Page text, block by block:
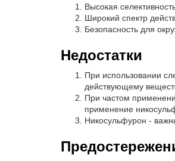
Высокая
Широкий спектр
Безопасность для
Недостатки
При использовании
действующему
При частом
применение
Никосульфурон -